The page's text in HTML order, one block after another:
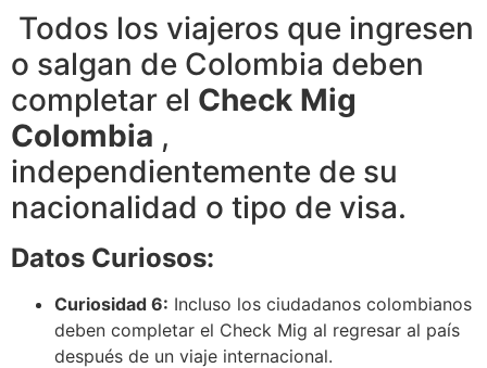
Todos los viajeros que ingresen
o salgan de Colombia deben
completar el Check Mig
Colombia ,
independientemente de su
nacionalidad o tipo de visa.
Datos Curiosos:
Curiosidad 6: Incluso los ciudadanos colombianos
deben completar el Check Mig al regresar al país
después de un viaje internacional.